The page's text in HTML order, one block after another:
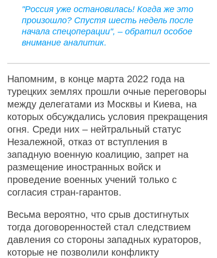
"Россия уже остановилась! Когда же это
произошло? Спустя шесть недель после
начала спецоперации", – обратил особое
внимание аналитик.
Напомним, в конце марта 2022 года на
турецких землях прошли очные переговоры
между делегатами из Москвы и Киева, на
которых обсуждались условия прекращения
огня. Среди них – нейтральный статус
Незалежной, отказ от вступления в
западную военную коалицию, запрет на
размещение иностранных войск и
проведение военных учений только с
согласия стран-гарантов.
Весьма вероятно, что срыв достигнутых
тогда договоренностей стал следствием
давления со стороны западных кураторов,
которые не позволили конфликту